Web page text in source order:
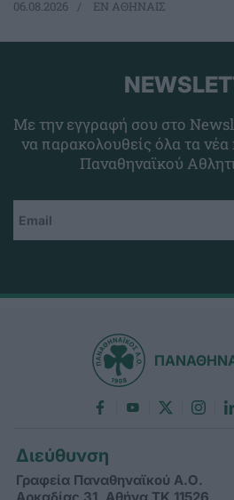
06.08.2026 EΝ ΑΘΗΝΑΙΣ
Με την εγγραφή σου στο
να παρακολουθείς όλα τα νέα
Παναθηναϊκού
Διεύθυνση
Γραφεία Παναθηναϊκού Α.Ο.